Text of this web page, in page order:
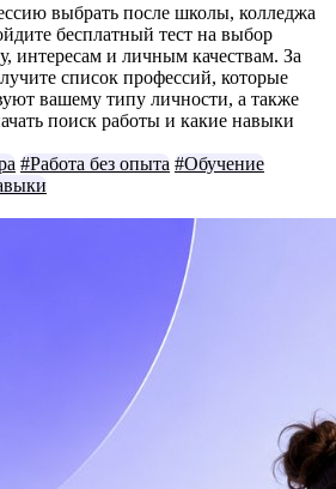
выбрать после школы, колледжа
бесплатный тест на выбор
интересам и личным качествам. За
список профессий, которые
вашему типу личности, а также
поиск работы и какие навыки
#Работа без опыта #Обучение